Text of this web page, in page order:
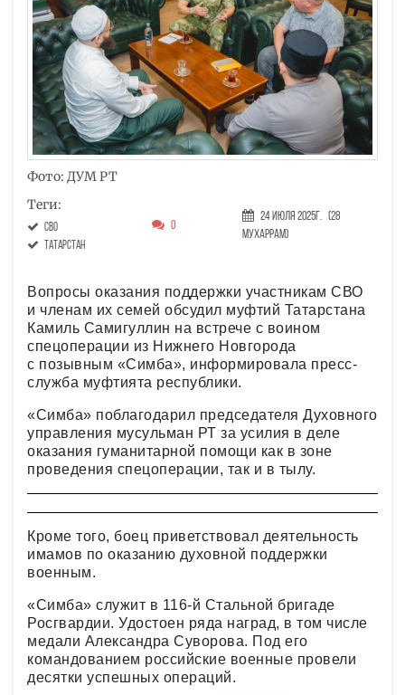
Фото: ДУМ РТ
Теги:
СВО
Татарстан
0
24 Июля 2025г. (28
Мухаррам)
Вопросы оказания поддержки участникам СВО
и членам их семей обсудил муфтий Татарстана
Камиль Самигуллин на встрече с воином
спецоперации из Нижнего Новгорода
с позывным «Симба», информировала пресс-
служба муфтията республики.
«Симба» поблагодарил председателя Духовного
управления мусульман РТ за усилия в деле
оказания гуманитарной помощи как в зоне
проведения спецоперации, так и в тылу.
Кроме того, боец приветствовал деятельность
имамов по оказанию духовной поддержки
военным.
«Симба» служит в 116-й Стальной бригаде
Росгвардии. Удостоен ряда наград, в том числе
медали Александра Суворова. Под его
командованием российские военные провели
десятки успешных операций.